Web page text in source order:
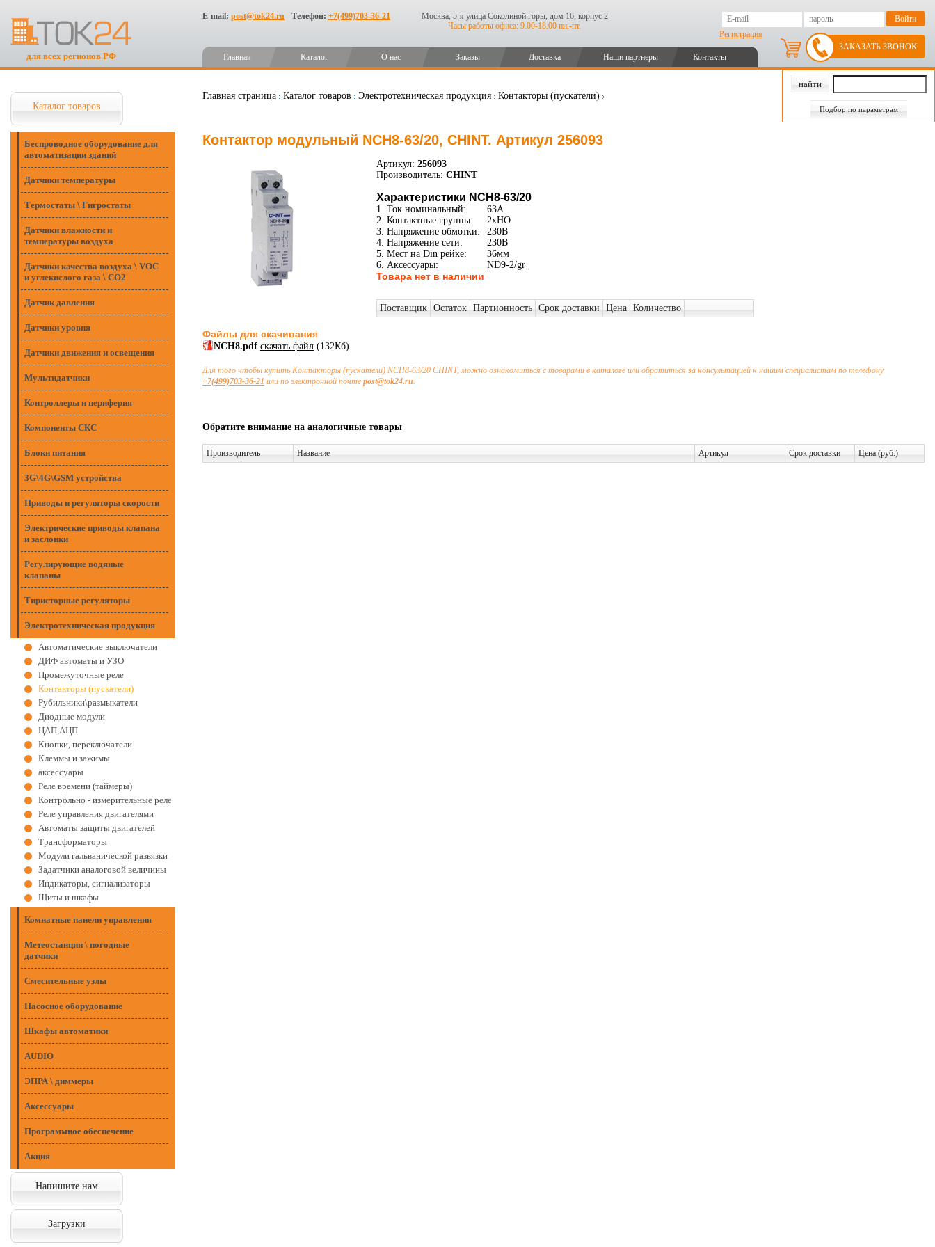
для всех регионов РФ
E-mail: post@tok24.ru Телефон: +7(499)703-36-21
Москва, 5-я улица Соколиной горы, дом 16, корпус 2
Часы работы офиса: 9.00-18.00 пн.-пт.
Регистрация
Главная Каталог О нас Заказы Доставка Наши партнеры Контакты
ЗАКАЗАТЬ ЗВОНОК
Подбор по параметрам
Каталог товаров
Беспроводное оборудование для
автоматизации зданий
Датчики температуры
Термостаты \ Гигростаты
Датчики влажности и
температуры воздуха
Датчики качества воздуха \ VOC
и углекислого газа \ CO2
Датчик давления
Датчики уровня
Датчики движения и освещения
Мультидатчики
Контроллеры и периферия
Компоненты СКС
Блоки питания
3G\4G\GSM устройства
Приводы и регуляторы скорости
Электрические приводы клапана
и заслонки
Регулирующие водяные
клапаны
Тиристорные регуляторы
Электротехническая продукция
Автоматические выключатели
ДИФ автоматы и УЗО
Промежуточные реле
Контакторы (пускатели)
Рубильники\размыкатели
Диодные модули
ЦАП,АЦП
Кнопки, переключатели
Клеммы и зажимы
аксессуары
Реле времени (таймеры)
Контрольно - измерительные реле
Реле управления двигателями
Автоматы защиты двигателей
Трансформаторы
Модули гальванической развязки
Задатчики аналоговой величины
Индикаторы, сигнализаторы
Щиты и шкафы
Комнатные панели управления
Метеостанции \ погодные
датчики
Смесительные узлы
Насосное оборудование
Шкафы автоматики
AUDIO
ЭПРА \ диммеры
Аксессуары
Программное обеспечение
Акция
Напишите нам
Загрузки
Главная страница Каталог товаров Электротехническая продукция Контакторы (пускатели)
Контактор модульный NCH8-63/20, CHINT. Артикул 256093
Артикул: 256093
Производитель: CHINT
Характеристики NCH8-63/20
1. Ток номинальный:
63A
2. Контактные группы:
2xНО
3. Напряжение обмотки:
230В
4. Напряжение сети:
230В
5. Мест на Din рейке:
36мм
6. Аксессуары:
ND9-2/gr
Товара нет в наличии
Поставщик Остаток Партионность Срок доставки Цена Количество
Файлы для скачивания
NCH8.pdf скачать файл(132Кб)
Для того чтобы купить Контакторы (пускатели)NCH8-63/20 CHINT, можно ознакомиться с товарами в каталоге или обратиться за консультацией к нашим специалистам по телефону
+7(499)703-36-21 или по электронной почте post@tok24.ru.
Обратите внимание на аналогичные товары
Производитель Название Артикул Срок доставки Цена (руб.)